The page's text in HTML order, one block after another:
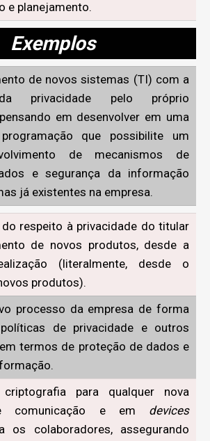
e planejamento.
Exemplos
de novos sistemas (TI) com a
privacidade pelo próprio
em desenvolver em uma
que possibilite um
de mecanismos de
e segurança da informação
já existentes na empresa.
respeito à privacidade do titular
de novos produtos, desde a
(literalmente, desde o
produtos).
processo da empresa de forma
de privacidade e outros
termos de proteção de dados e
para qualquer nova
comunicação e em devices
os colaboradores, assegurando